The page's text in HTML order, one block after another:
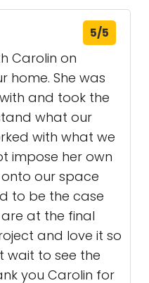
5/5
Carolin on
home. She was
and took the
what our
with what we
impose her own
our space
to be the case
are at the final
and love it so
wait to see the
you Carolin for